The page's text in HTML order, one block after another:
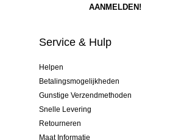
Service & Hulp
Helpen
Betalingsmogelijkheden
Gunstige Verzendmethoden
Snelle Levering
Retourneren
Maat Informatie